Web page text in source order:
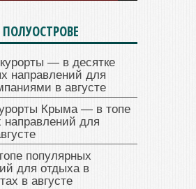
— в десятке
направлений для
в августе
Крыма — в топе
направлений для
популярных
для отдыха в
в августе